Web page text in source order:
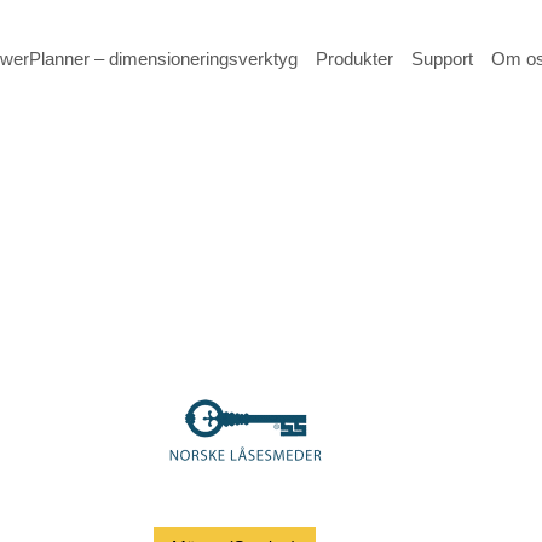
– dimensioneringsverktyg Produkter Support Om